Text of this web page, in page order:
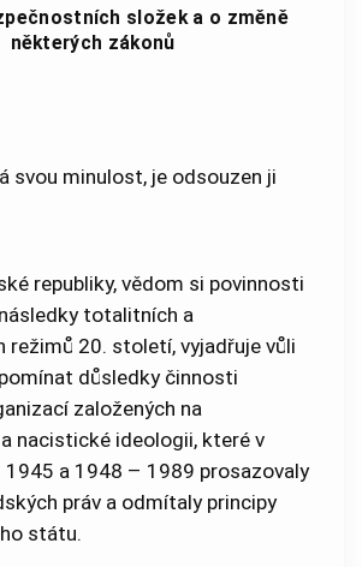
složek a o změně
některých zákonů
svou minulost, je odsouzen ji
republiky, vědom si povinnosti
totalitních a
režimů 20. století, vyjadřuje vůli
důsledky činnosti
založených na
nacistické ideologii, které v
a 1948 – 1989 prosazovaly
práv a odmítaly principy
státu.